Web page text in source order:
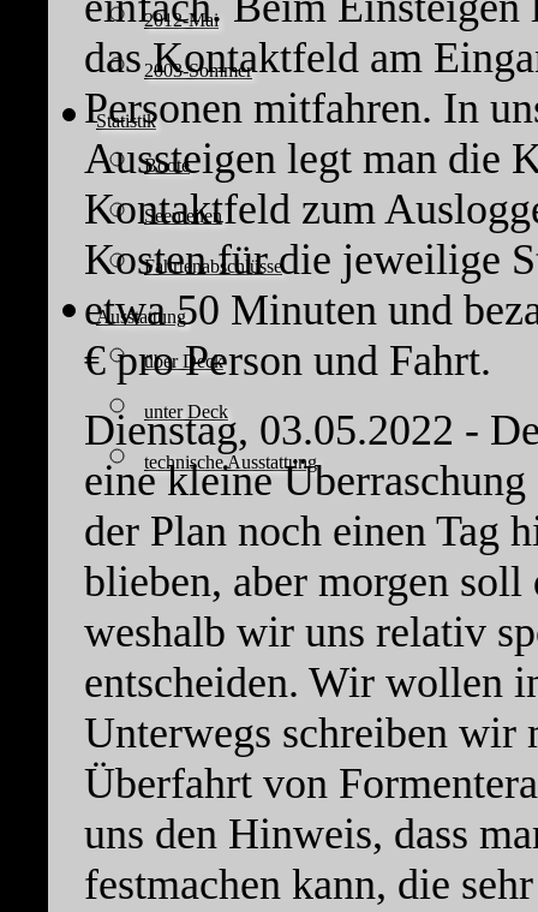
2012-Mai
2003-Sommer
Statistik
Boote
Seemeilen
Fahrtenabschlüsse
Ausstattung
über Deck
unter Deck
technische Ausstattung
das Kontaktfeld am
Personen mitfahren. In
Aussteigen legt man die
Kontaktfeld zum
Kosten für die jeweilige
etwa 50 Minuten und
€ pro Person und Fahrt.
Dienstag, 03.05.2022 -
eine kleine
der Plan noch einen Tag
blieben, aber morgen
weshalb wir uns relativ
entscheiden. Wir wollen
Unterwegs schreiben wir
Überfahrt von
uns den Hinweis, dass
festmachen kann, die